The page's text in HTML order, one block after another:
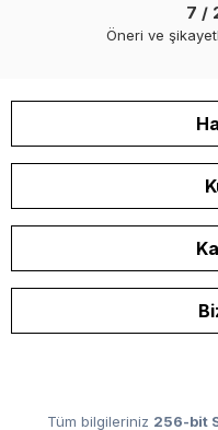
7 /
Öneri ve
Tüm bilgileriniz 256-bit